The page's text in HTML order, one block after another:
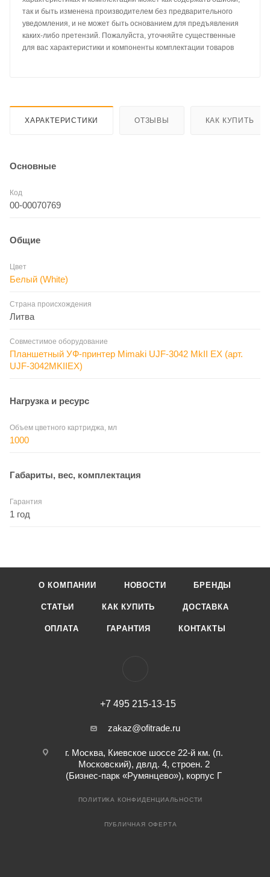
так и быть изменена производителем без предварительного
уведомления, и не может быть основанием для предъявления
каких-либо претензий. Пожалуйста, уточняйте существенные
для вас характеристики и компоненты комплектации товаров
ХАРАКТЕРИСТИКИ ОТЗЫВЫ КАК КУПИТЬ
Основные
Код
00-00070769
Общие
Цвет
Белый (White)
Страна происхождения
Литва
Совместимое оборудование
Планшетный УФ-принтер Mimaki UJF-3042 MkII EX (арт.
UJF-3042MKIIEX)
Нагрузка и ресурс
Объем цветного картриджа, мл
1000
Габариты, вес, комплектация
Гарантия
1 год
О КОМПАНИИ НОВОСТИ БРЕНДЫ
СТАТЬИ КАК КУПИТЬ ДОСТАВКА
ОПЛАТА ГАРАНТИЯ КОНТАКТЫ
+7 495 215-13-15
zakaz@ofitrade.ru
г. Москва, Киевское шоссе 22-й км. (п.
Московский), двлд. 4, строен. 2
(Бизнес-парк «Румянцево»), корпус Г
ПОЛИТИКА КОНФИДЕНЦИАЛЬНОСТИ
ПУБЛИЧНАЯ ОФЕРТА